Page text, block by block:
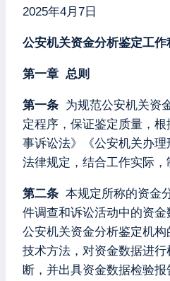
2025年4月7日
公安机关资金分析鉴定工作
第一章 总则
第一条 为规范公安机关资
定程序，保证鉴定质量，
事诉讼法》《公安机关办
法律规定，结合工作实际，
第二条 本规定所称的资金
件调查和诉讼活动中的资金
公安机关资金分析鉴定机
技术方法，对资金数据进行
断，并出具资金数据检验报